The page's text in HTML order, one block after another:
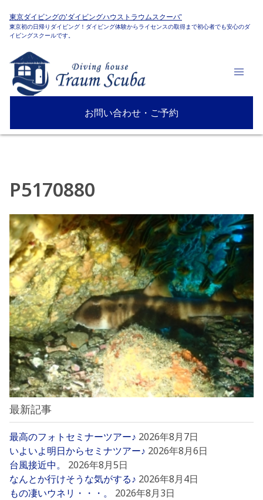
東京ダイビングの'ダイビングハウストラウムスクーバ'
東京初の日帰りダイビング！ダイビング体験からライセンスの取得まで初心者でも安心のダ
イビングスクールです。
お問い合わせ・ご予約
P5170880
最新記事
最高のフォトセミナーツアー♪ 2026年8月7日
いよいよ明日からセミナツアー♪ 2026年8月6日
台風接近中。
2026年8月5日
なんとか行けそうな気がする♪ 2026年8月4日
もの凄いウネリ・・・。
2026年8月3日